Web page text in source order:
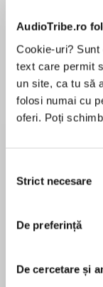
AudioTribe.ro
Cookie-uri?
text care permit
un site, ca tu să
folosi numai cu
oferi. Poți
consimțământului
Strict necesare
De preferință
De cercetare și
de...
Dani Francis
‘Smart and
În acest